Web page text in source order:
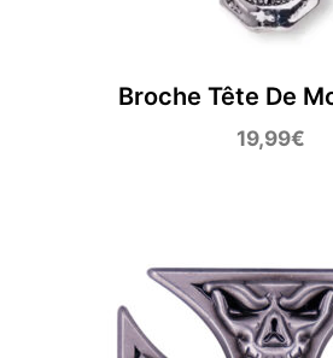
Broche Tête De
19,99€